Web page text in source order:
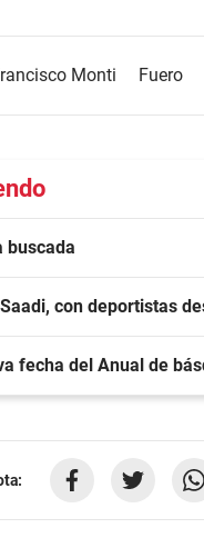
Monti Fuero
buscada
con deportistas
fecha del Anual de